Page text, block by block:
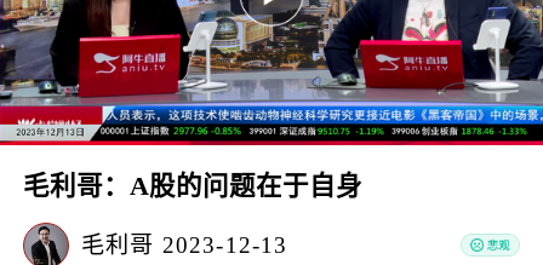
毛利哥：A股的问题在于自身
毛利哥 2023-12-13